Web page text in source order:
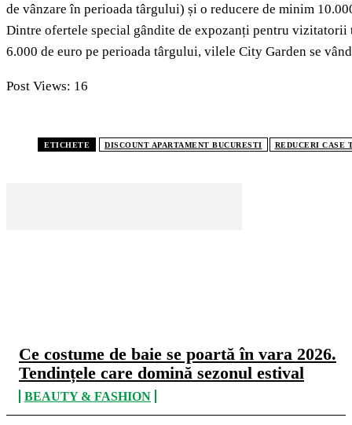
Ce costume de baie se poartă în vara 2026.
Tendințele care domină sezonul estival
BEAUTY & FASHION
de vânzare în perioada târgului) și o reducere de minim
Dintre ofertele special gândite de expozanți pentru vizitatorii
6.000 de euro pe perioada târgului, vilele City Garden se
Post Views: 16
ETICHETE DISCOUNT APARTAMENT BUCURESTI REDUCERI CASE